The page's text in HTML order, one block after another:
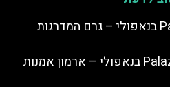
Palazzo dello Spagnolo בנאפולי – גרם המדרגות
Palazzo Zevallos Stigliano בנאפולי – ארמון אמנות